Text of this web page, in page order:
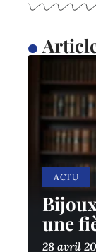
ACTU
une
28 avril